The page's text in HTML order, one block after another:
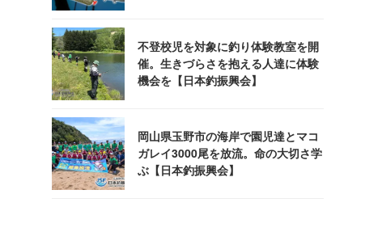
不登校児を対象に釣り体験教室を開
催。生きづらさを抱える人達に体験
機会を【日本釣振興会】
岡山県玉野市の海岸で園児達とマコ
ガレイ3000尾を放流。命の大切さ学
ぶ【日本釣振興会】